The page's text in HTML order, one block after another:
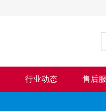
行业动态 售后